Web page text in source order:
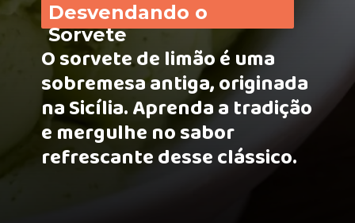
O sorvete de limão é uma
sobremesa antiga, originada
na Sicília. Aprenda a tradição
e mergulhe no sabor
refrescante desse clássico.
Desvendando o
Sorvete